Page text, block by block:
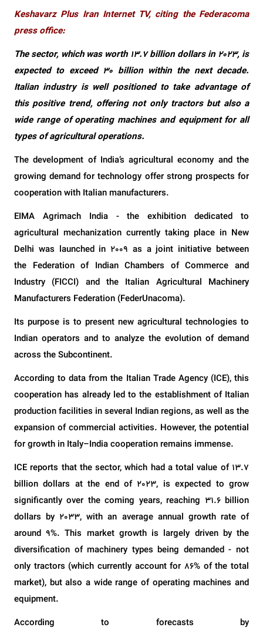
Keshavarz Plus Iran Internet TV, citing the Federacoma
press office:
The sector, which was worth 13.7 billion dollars in 2023, is
expected to exceed 30 billion within the next decade.
Italian industry is well positioned to take advantage of
this positive trend, offering not only tractors but also a
wide range of operating machines and equipment for all
types of agricultural operations.
The development of India’s agricultural economy and the
growing demand for technology offer strong prospects for
cooperation with Italian manufacturers.
EIMA Agrimach India - the exhibition dedicated to
agricultural mechanization currently taking place in New
Delhi was launched in 2009 as a joint initiative between
the Federation of Indian Chambers of Commerce and
Industry (FICCI) and the Italian Agricultural Machinery
Manufacturers Federation (FederUnacoma).
Its purpose is to present new agricultural technologies to
Indian operators and to analyze the evolution of demand
across the Subcontinent.
According to data from the Italian Trade Agency (ICE), this
cooperation has already led to the establishment of Italian
production facilities in several Indian regions, as well as the
expansion of commercial activities. However, the potential
for growth in Italy–India cooperation remains immense.
ICE reports that the sector, which had a total value of 13.7
billion dollars at the end of 2023, is expected to grow
significantly over the coming years, reaching 31.6 billion
dollars by 2033, with an average annual growth rate of
around 9%. This market growth is largely driven by the
diversification of machinery types being demanded - not
only tractors (which currently account for 86% of the total
market), but also a wide range of operating machines and
equipment.
According to forecasts by